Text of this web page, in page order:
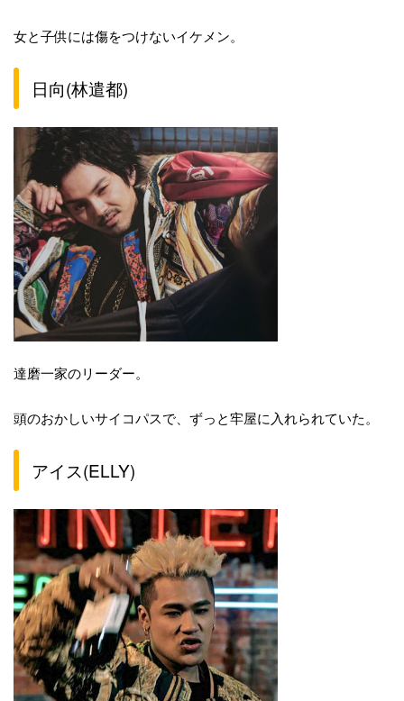
女と子供には傷をつけないイケメン。
日向(林遣都)
達磨一家のリーダー。
頭のおかしいサイコパスで、ずっと牢屋に入れられていた。
アイス(ELLY)